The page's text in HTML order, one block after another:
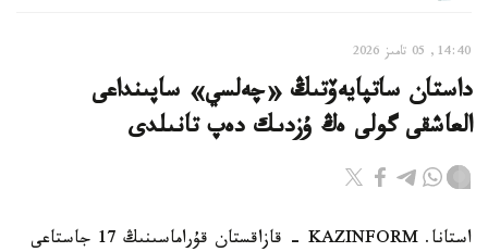
14:40, 05 تامىز 2026
داستان ساتپايەۆتىڭ «چەلسي» ساپىنداعى
العاشقى گولى ەڭ ۇزدىك دەپ تانىلدى
استانا. KAZINFORM - قازاقستان قۇراماسىنىڭ 17 جاستاعى